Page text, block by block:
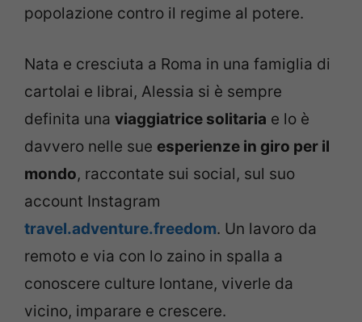
popolazione contro il regime al potere.
Nata e cresciuta a Roma in una famiglia di
cartolai e librai, Alessia si è sempre
definita una viaggiatrice solitaria e lo è
davvero nelle sue esperienze in giro per il
mondo, raccontate sui social, sul suo
account Instagram
travel.adventure.freedom. Un lavoro da
remoto e via con lo zaino in spalla a
conoscere culture lontane, viverle da
vicino, imparare e crescere.